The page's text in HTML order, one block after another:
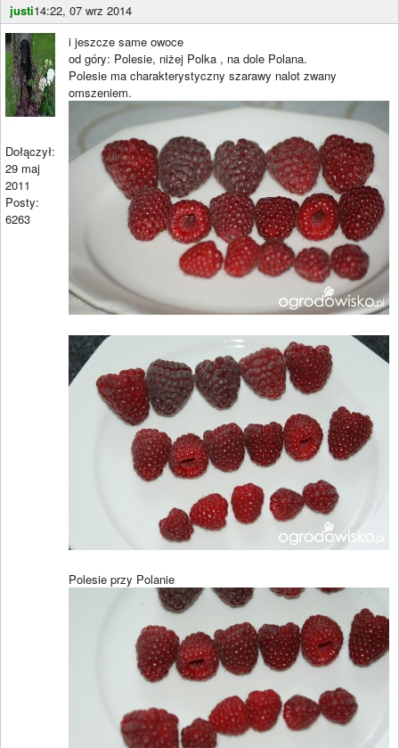
justi14:22, 07 wrz 2014
Dołączył:
29 maj
2011
Posty:
6263
i jeszcze same owoce
od góry: Polesie, niżej Polka , na dole Polana.
Polesie ma charakterystyczny szarawy nalot zwany
omszeniem.
Polesie przy Polanie